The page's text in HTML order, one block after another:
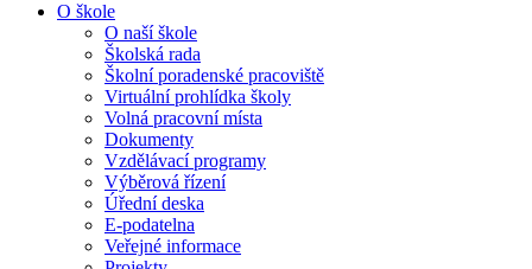
O škole
O naší škole
Školská rada
Školní poradenské pracoviště
Virtuální prohlídka školy
Volná pracovní místa
Dokumenty
Vzdělávací programy
Výběrová řízení
Úřední deska
E-podatelna
Veřejné informace